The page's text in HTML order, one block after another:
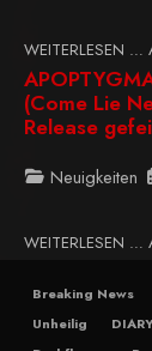
WEITERLESEN …
(Come Lie
Release
Neuigkeiten
WEITERLESEN …
Breaking News
Unheilig